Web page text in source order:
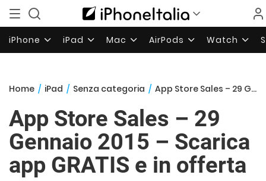
iPhone iPad Mac AirPods Watch
Home / iPad / Senza categoria / App Store Sales – 29 Gennaio 2015 – Scarica app GRATIS e in offerta
App Store Sales – 29
Gennaio 2015 – Scarica
app GRATIS e in offerta